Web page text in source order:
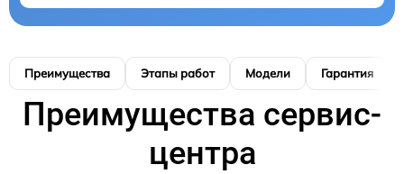
Преимущества Этапы работ Модели Гарантия
Преимущества сервис-
центра